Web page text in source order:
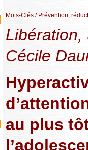
Mots-Clés / Prévention,
Libération,
Cécile
au plus